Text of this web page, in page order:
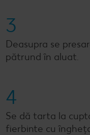
3
Deasupra se
pătrund în aluat.
4
Se dă tarta la
fierbinte cu